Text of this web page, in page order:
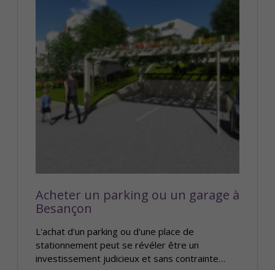
Acheter un parking ou un garage à
Besançon
L'achat d'un parking ou d'une place de
stationnement peut se révéler être un
investissement judicieux et sans contrainte…